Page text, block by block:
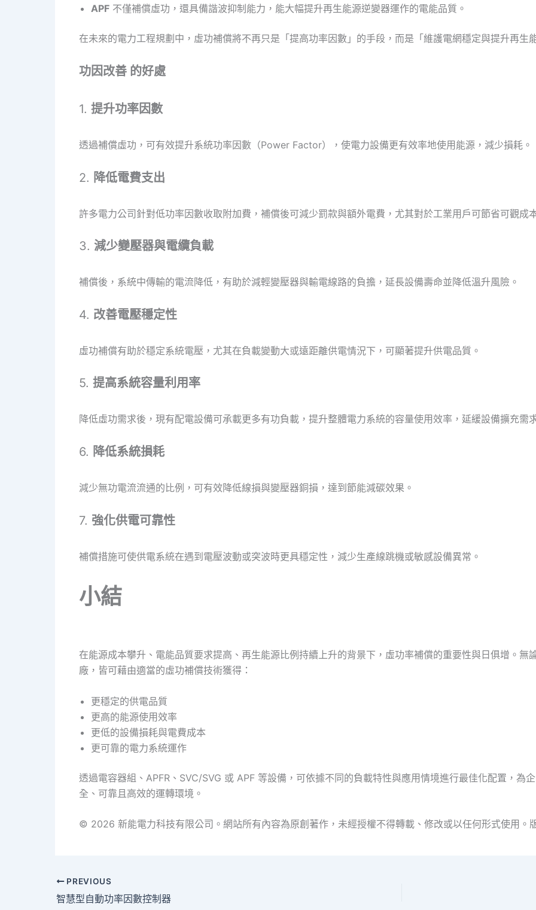
APF 不僅補償虛功，還具備諧波抑制能力，能大幅提升再生能源逆變器運作的電能品質。
在未來的電力工程規劃中，虛功補償將不再只是「提高功率因數」的手段，而是「維護電網穩定與提升再生
功因改善 的好處
1. 提升功率因數
透過補償虛功，可有效提升系統功率因數（Power Factor），使電力設備更有效率地使用能源，減少損耗。
2. 降低電費支出
許多電力公司針對低功率因數收取附加費，補償後可減少罰款與額外電費，尤其對於工業用戶可節省可觀成
3. 減少變壓器與電纜負載
補償後，系統中傳輸的電流降低，有助於減輕變壓器與輸電線路的負擔，延長設備壽命並降低溫升風險。
4. 改善電壓穩定性
虛功補償有助於穩定系統電壓，尤其在負載變動大或遠距離供電情況下，可顯著提升供電品質。
5. 提高系統容量利用率
降低虛功需求後，現有配電設備可承載更多有功負載，提升整體電力系統的容量使用效率，延緩設備擴充需
6. 降低系統損耗
減少無功電流流通的比例，可有效降低線損與變壓器銅損，達到節能減碳效果。
7. 強化供電可靠性
補償措施可使供電系統在遇到電壓波動或突波時更具穩定性，減少生產線跳機或敏感設備異常。
小結
在能源成本攀升、電能品質要求提高、再生能源比例持續上升的背景下，虛功率補償的重要性與日俱增。無
廠，皆可藉由適當的虛功補償技術獲得：
更穩定的供電品質
更高的能源使用效率
更低的設備損耗與電費成本
更可靠的電力系統運作
透過電容器組、APFR、SVC/SVG 或 APF 等設備，可依據不同的負載特性與應用情境進行最佳化配置，為
全、可靠且高效的運轉環境。
© 2026 新能電力科技有限公司。網站所有內容為原創著作，未經授權不得轉載、修改或以任何形式使用。
PREVIOUS
智慧型自動功率因數控制器